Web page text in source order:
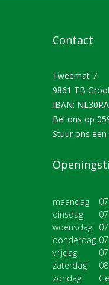
Contact
Tweemat 7
9861 TB
IBAN:
Bel ons op
Stuur ons een
maandag
dinsdag
woensdag
donderdag
vrijdag
zaterdag
zondag